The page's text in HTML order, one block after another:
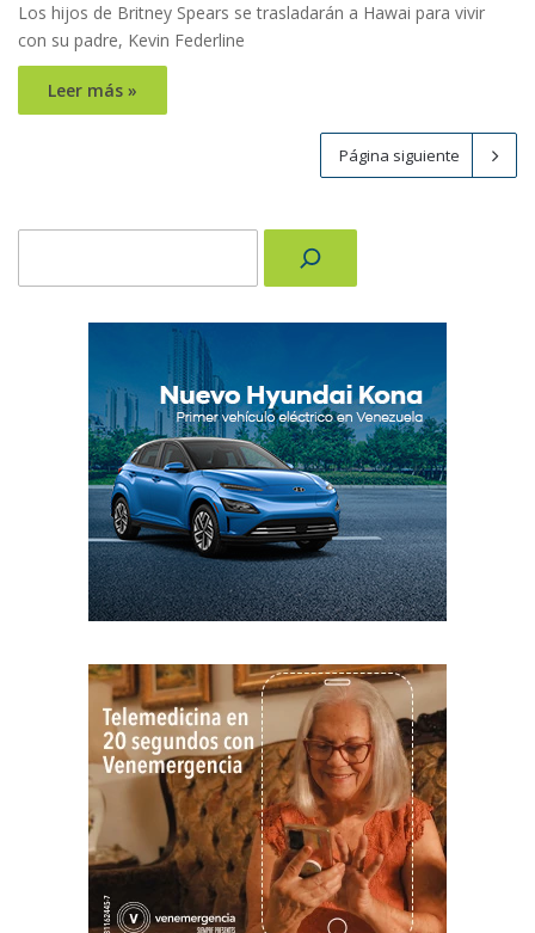
Los hijos de Britney Spears se trasladarán a Hawai para vivir
con su padre, Kevin Federline
Leer más »
Página siguiente